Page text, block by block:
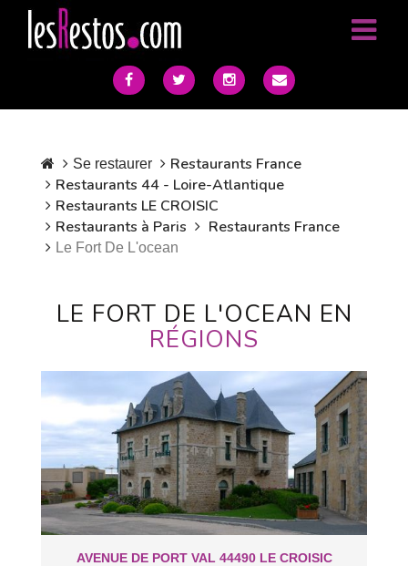
Se restaurer
Restaurants France
Restaurants 44 - Loire-Atlantique
Restaurants LE CROISIC
Restaurants à Paris
Restaurants France
Le Fort De L'ocean
LE FORT DE L'OCEAN EN
RÉGIONS
AVENUE DE PORT VAL 44490 LE CROISIC